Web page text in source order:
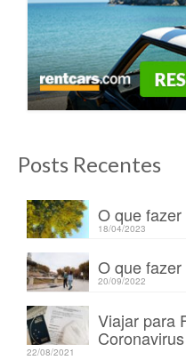
Posts Recentes
O que
18/04/2023
O que
20/09/2022
Viajar para
22/08/2021